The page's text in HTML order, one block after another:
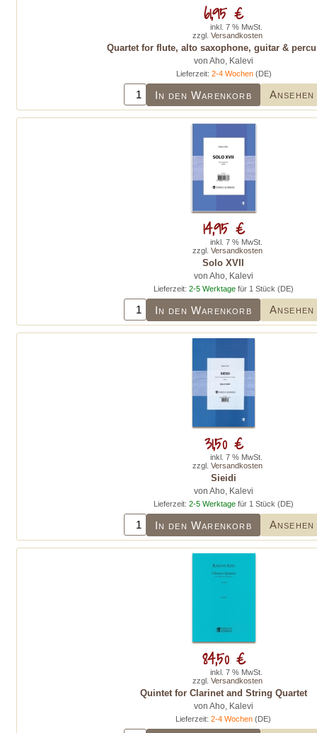
Quartet for flute, alto saxophone, guitar &
von Aho, Kalevi
Lieferzeit: 2-4 Wochen(DE)
In den Warenkorb Ansehen
61,95 €
inkl. 7 % MwSt.
zzgl. Versandkosten
Solo XVII
von Aho, Kalevi
Lieferzeit: 2-5 Werktagefür 1 Stück (DE)
In den Warenkorb Ansehen
14,95 €
inkl. 7 % MwSt.
zzgl. Versandkosten
Sieidi
von Aho, Kalevi
Lieferzeit: 2-5 Werktagefür 1 Stück (DE)
In den Warenkorb Ansehen
31,50 €
inkl. 7 % MwSt.
zzgl. Versandkosten
Quintet for Clarinet and String Quartet
von Aho, Kalevi
Lieferzeit:2-4 Wochen (DE)
84,50 €
inkl. 7 % MwSt.
zzgl. Versandkosten